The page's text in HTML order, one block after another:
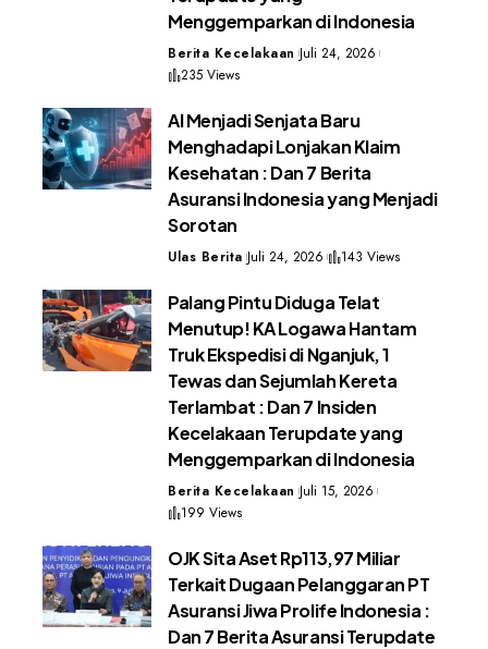
Menggemparkan di Indonesia
Berita Kecelakaan Juli 24, 2026
235 Views
AI Menjadi Senjata Baru
Menghadapi Lonjakan Klaim
Kesehatan : Dan 7 Berita
Asuransi Indonesia yang Menjadi
Sorotan
Ulas Berita Juli 24, 2026 143 Views
Palang Pintu Diduga Telat
Menutup! KA Logawa Hantam
Truk Ekspedisi di Nganjuk, 1
Tewas dan Sejumlah Kereta
Terlambat : Dan 7 Insiden
Kecelakaan Terupdate yang
Menggemparkan di Indonesia
Berita Kecelakaan Juli 15, 2026
199 Views
OJK Sita Aset Rp113,97 Miliar
Terkait Dugaan Pelanggaran PT
Asuransi Jiwa Prolife Indonesia :
Dan 7 Berita Asuransi Terupdate